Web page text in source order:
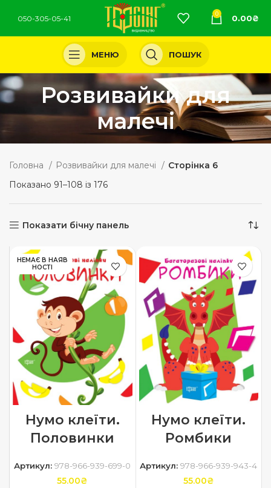
050-305-05-41
0 0.00₴
МЕНЮ ПОШУК
Розвивайки для
малечі
Головна Розвивайки для малечі
Сторінка 6
Показано 91–108 із 176
Показати бічну панель
НЕМАЄ В НАЯВ
НОСТІ
Нумо клеїти.
Половинки
Артикул:978-966-939-699-0
55.00₴
Нумо клеїти.
Ромбики
Артикул:978-966-939-943-4
55.00₴